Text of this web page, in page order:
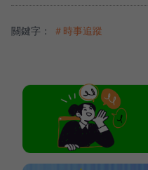
關鍵字： ＃時事追蹤